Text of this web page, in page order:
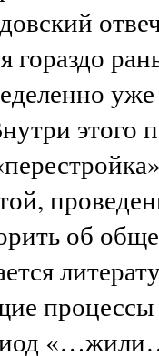
гораздо
этого
об
процессы